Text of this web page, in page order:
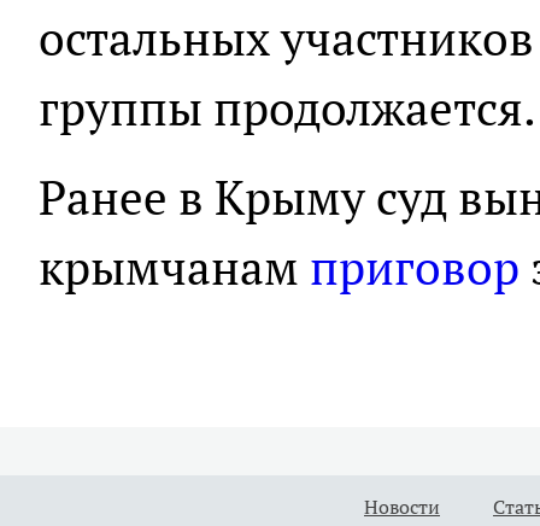
остальных
группы продолжается.
Ранее в Крыму суд
крымчанам приговор
Новости